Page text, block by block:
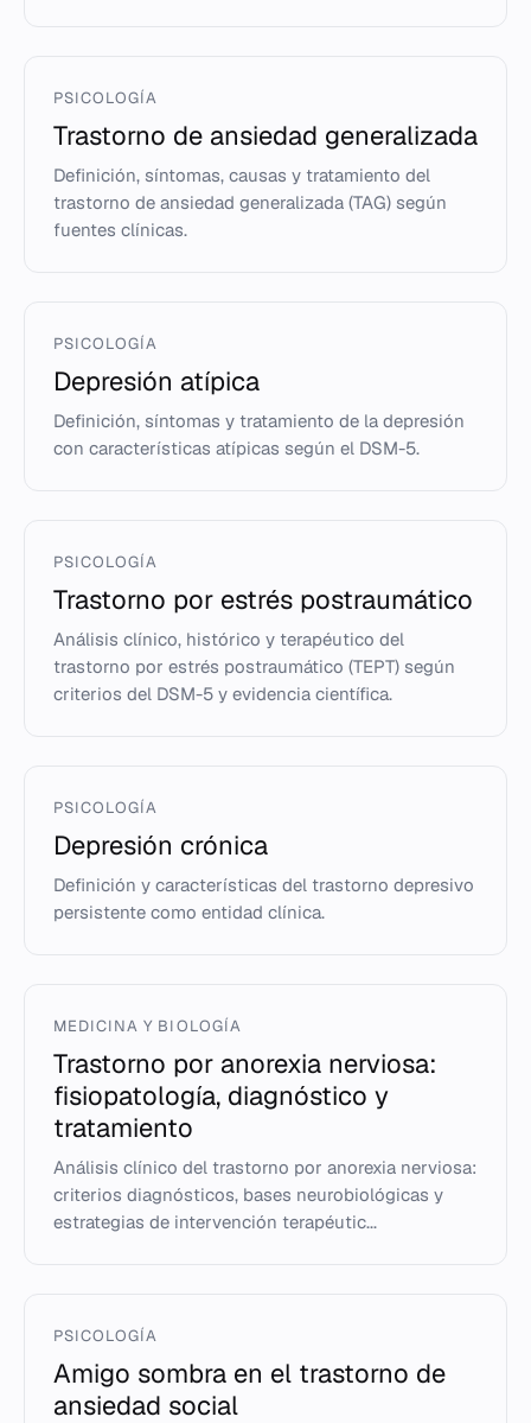
PSICOLOGÍA
Trastorno de ansiedad generalizada
Definición, síntomas, causas y tratamiento del
trastorno de ansiedad generalizada (TAG) según
fuentes clínicas.
PSICOLOGÍA
Depresión atípica
Definición, síntomas y tratamiento de la depresión
con características atípicas según el DSM-5.
PSICOLOGÍA
Trastorno por estrés postraumático
Análisis clínico, histórico y terapéutico del
trastorno por estrés postraumático (TEPT) según
criterios del DSM-5 y evidencia científica.
PSICOLOGÍA
Depresión crónica
Definición y características del trastorno depresivo
persistente como entidad clínica.
MEDICINA Y BIOLOGÍA
Trastorno por anorexia nerviosa:
fisiopatología, diagnóstico y
tratamiento
Análisis clínico del trastorno por anorexia nerviosa:
criterios diagnósticos, bases neurobiológicas y
estrategias de intervención terapéutic...
PSICOLOGÍA
Amigo sombra en el trastorno de
ansiedad social